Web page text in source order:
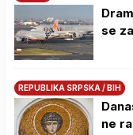
se
REPUBLIKA SRPSKA / BIH
ne